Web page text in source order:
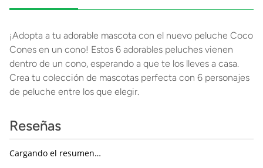
¡Adopta a tu adorable mascota con el nuevo peluche Coco
Cones en un cono! Estos 6 adorables peluches vienen
dentro de un cono, esperando a que te los lleves a casa.
Crea tu colección de mascotas perfecta con 6 personajes
de peluche entre los que elegir.
Reseñas
Cargando el resumen…